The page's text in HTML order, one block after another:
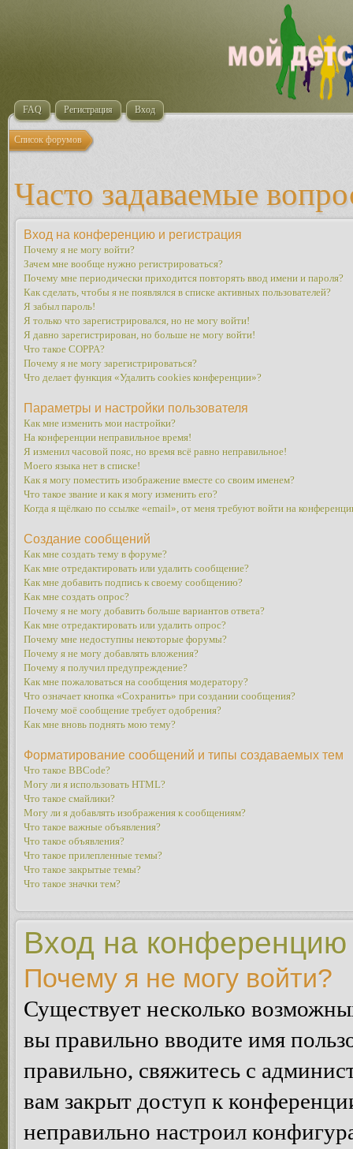
FAQ Регистрация Вход
Список форумов
Часто задаваемые
Вход на конференцию и регистрация
Почему я не могу войти?
Зачем мне вообще нужно регистрироваться?
Почему мне периодически приходится повторять ввод имени и пароля?
Как сделать, чтобы я не появлялся в списке активных пользователей?
Я забыл пароль!
Я только что зарегистрировался, но не могу войти!
Я давно зарегистрирован, но больше не могу войти!
Что такое COPPA?
Почему я не могу зарегистрироваться?
Что делает функция «Удалить cookies конференции»?
Параметры и настройки пользователя
Как мне изменить мои настройки?
На конференции неправильное время!
Я изменил часовой пояс, но время всё равно неправильное!
Моего языка нет в списке!
Как я могу поместить изображение вместе со своим именем?
Что такое звание и как я могу изменить его?
Когда я щёлкаю по ссылке «email», от меня требуют войти на
Создание сообщений
Как мне создать тему в форуме?
Как мне отредактировать или удалить сообщение?
Как мне добавить подпись к своему сообщению?
Как мне создать опрос?
Почему я не могу добавить больше вариантов ответа?
Как мне отредактировать или удалить опрос?
Почему мне недоступны некоторые форумы?
Почему я не могу добавлять вложения?
Почему я получил предупреждение?
Как мне пожаловаться на сообщения модератору?
Что означает кнопка «Сохранить» при создании сообщения?
Почему моё сообщение требует одобрения?
Как мне вновь поднять мою тему?
Форматирование сообщений и типы создаваемых тем
Что такое BBCode?
Могу ли я использовать HTML?
Что такое смайлики?
Могу ли я добавлять изображения к сообщениям?
Что такое важные объявления?
Что такое объявления?
Что такое прилепленные темы?
Что такое закрытые темы?
Что такое значки тем?
Вход на конференцию
Почему я не могу войти?
Существует несколько
вы правильно вводите имя
правильно, свяжитесь с
вам закрыт доступ к
неправильно настроил